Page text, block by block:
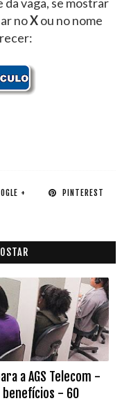
noXou no nome
+ PINTEREST
a AGS Telecom -
benefícios - 60